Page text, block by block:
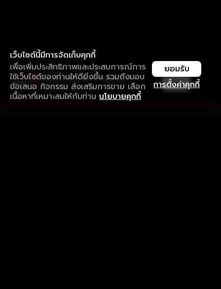
เว็บไซต์นี้มีการจัดเก็บคุกกี้
เพื่อเพิ่มประสิทธิภาพและประสบการณ์การ
ใช้เว็บไซต์ของท่านให้ดียิ่งขึ้น รวมถึงมอบ
ข้อเสนอ กิจกรรม ส่งเสริมการขาย เลือก
เนื้อหาที่เหมาะสมให้กับท่าน นโยบายคุกกี้
การตั้งค่าคุกกี้
ยอมรับ
ใช้งานแอป ลื่นไหลกว่า ไม่มีสะดุด
ดาวน์โหลดแอปเพื่อการรับชมที่ดีกว่า เปิด